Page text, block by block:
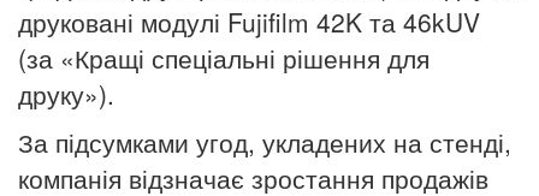
друковані модулі Fujifilm 42K та 46kUV
(за «Кращі спеціальні рішення для
друку»).
За підсумками угод, укладених на стенді,
компанія відзначає зростання продажів